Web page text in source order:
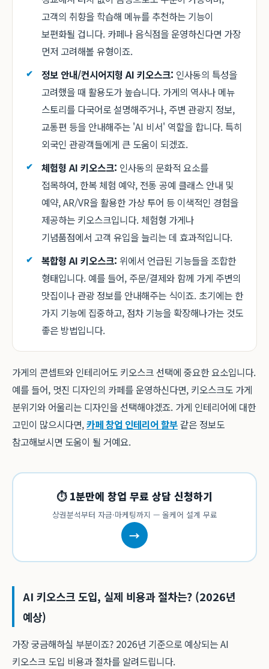
고객의 취향을 학습해 메뉴를 추천하는 기능이
보편화될 겁니다. 카페나 음식점을 운영하신다면 가장
먼저 고려해볼 유형이죠.
정보 안내/컨시어지형 AI 키오스크: 인사동의 특성을
고려했을 때 활용도가 높습니다. 가게의 역사나 메뉴
스토리를 다국어로 설명해주거나, 주변 관광지 정보,
교통편 등을 안내해주는 'AI 비서' 역할을 합니다. 특히
외국인 관광객들에게 큰 도움이 되겠죠.
체험형 AI 키오스크: 인사동의 문화적 요소를
접목하여, 한복 체험 예약, 전통 공예 클래스 안내 및
예약, AR/VR을 활용한 가상 투어 등 이색적인 경험을
제공하는 키오스크입니다. 체험형 가게나
기념품점에서 고객 유입을 늘리는 데 효과적입니다.
복합형 AI 키오스크: 위에서 언급된 기능들을 조합한
형태입니다. 예를 들어, 주문/결제와 함께 가게 주변의
맛집이나 관광 정보를 안내해주는 식이죠. 초기에는 한
가지 기능에 집중하고, 점차 기능을 확장해나가는 것도
좋은 방법입니다.
가게의 콘셉트와 인테리어도 키오스크 선택에 중요한 요소입니다.
예를 들어, 멋진 디자인의 카페를 운영하신다면, 키오스크도 가게
분위기와 어울리는 디자인을 선택해야겠죠. 가게 인테리어에 대한
고민이 많으시다면,카페 창업 인테리어 할부같은 정보도
참고해보시면 도움이 될 거예요.
⏱ 1분만에 창업 무료 상담 신청하기
상권분석부터 자금·마케팅까지 — 올케어 설계 무료
→
AI 키오스크 도입, 실제 비용과 절차는? (2026년
예상)
가장 궁금해하실 부분이죠? 2026년 기준으로 예상되는 AI
키오스크 도입 비용과 절차를 알려드립니다.